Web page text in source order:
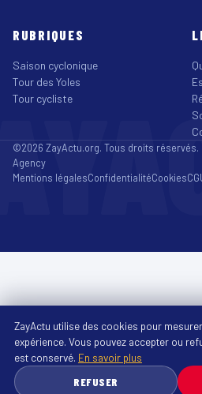
RUBRIQUES
Saison cyclonique
Tour des Yoles
Tour cycliste
©2026 ZayActu.org. Tous droits réservés.
Agency
Mentions légalesConfidentialitéCookies
ZayActu utilise des cookies pour
expérience. Vous pouvez accepter ou
est conservé. En savoir plus
REFUSER